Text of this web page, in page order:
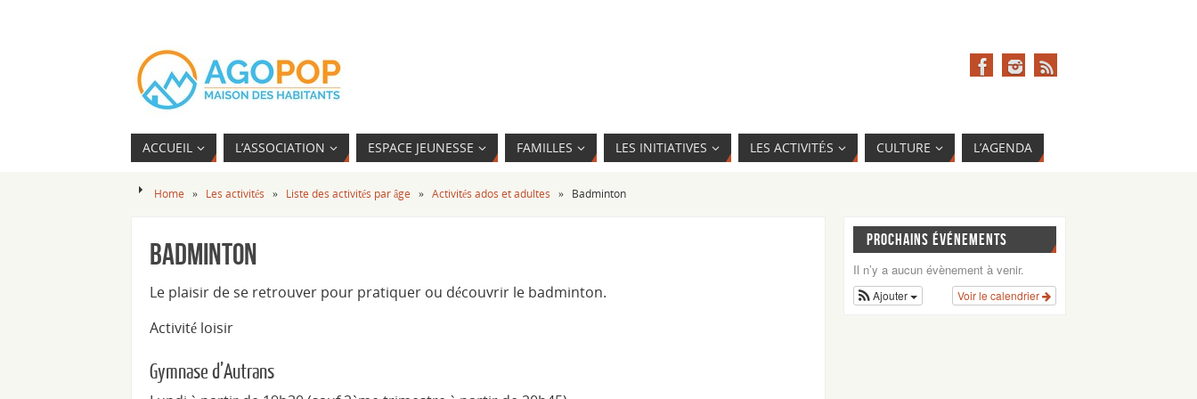
ACCUEIL L’ASSOCIATION ESPACE JEUNESSE FAMILLES LES INITIATIVES LES ACTIVITÉS CULTURE L’AGENDA
Home » Les activités » Liste des activités par âge » Activités ados et adultes » Badminton
Badminton
Le plaisir de se retrouver pour pratiquer ou découvrir le badminton.
Activité loisir
Gymnase d’Autrans
PROCHAINS ÉVÉNEMENTS
Il n’y a aucun évènement à venir.
Voir le calendrier
Ajouter